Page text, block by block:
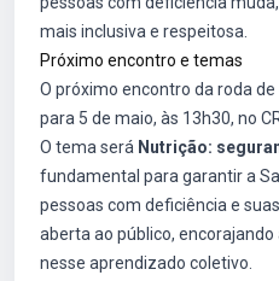
mais inclusiva e respeitosa.
Próximo encontro e temas
O próximo encontro da roda
para 5 de maio, às 13h30, no
O tema será Nutrição:
fundamental para garantir a
pessoas com deficiência e
aberta ao público,
nesse aprendizado coletivo.